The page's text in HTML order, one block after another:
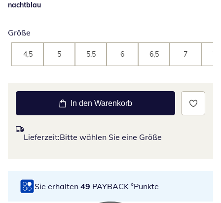
nachtblau
Größe
4,5 5 5,5 6 6,5 7
In den Warenkorb
Lieferzeit:Bitte wählen Sie eine Größe
Sie erhalten 49 PAYBACK °Punkte